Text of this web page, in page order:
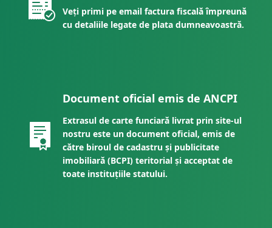
Veți primi pe email factura fiscală împreună
cu detaliile legate de plata dumneavoastră.
Document oficial emis de ANCPI
Extrasul de carte funciară livrat prin site-ul
nostru este un document oficial, emis de
către biroul de cadastru și publicitate
imobiliară (BCPI) teritorial și acceptat de
toate instituțiile statului.